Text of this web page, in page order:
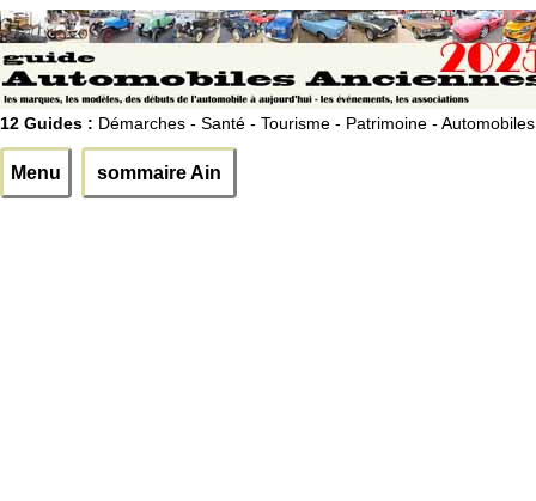
12 Guides : Démarches - Santé - Tourisme - Patrimoine - Automobiles
Menu sommaire Ain